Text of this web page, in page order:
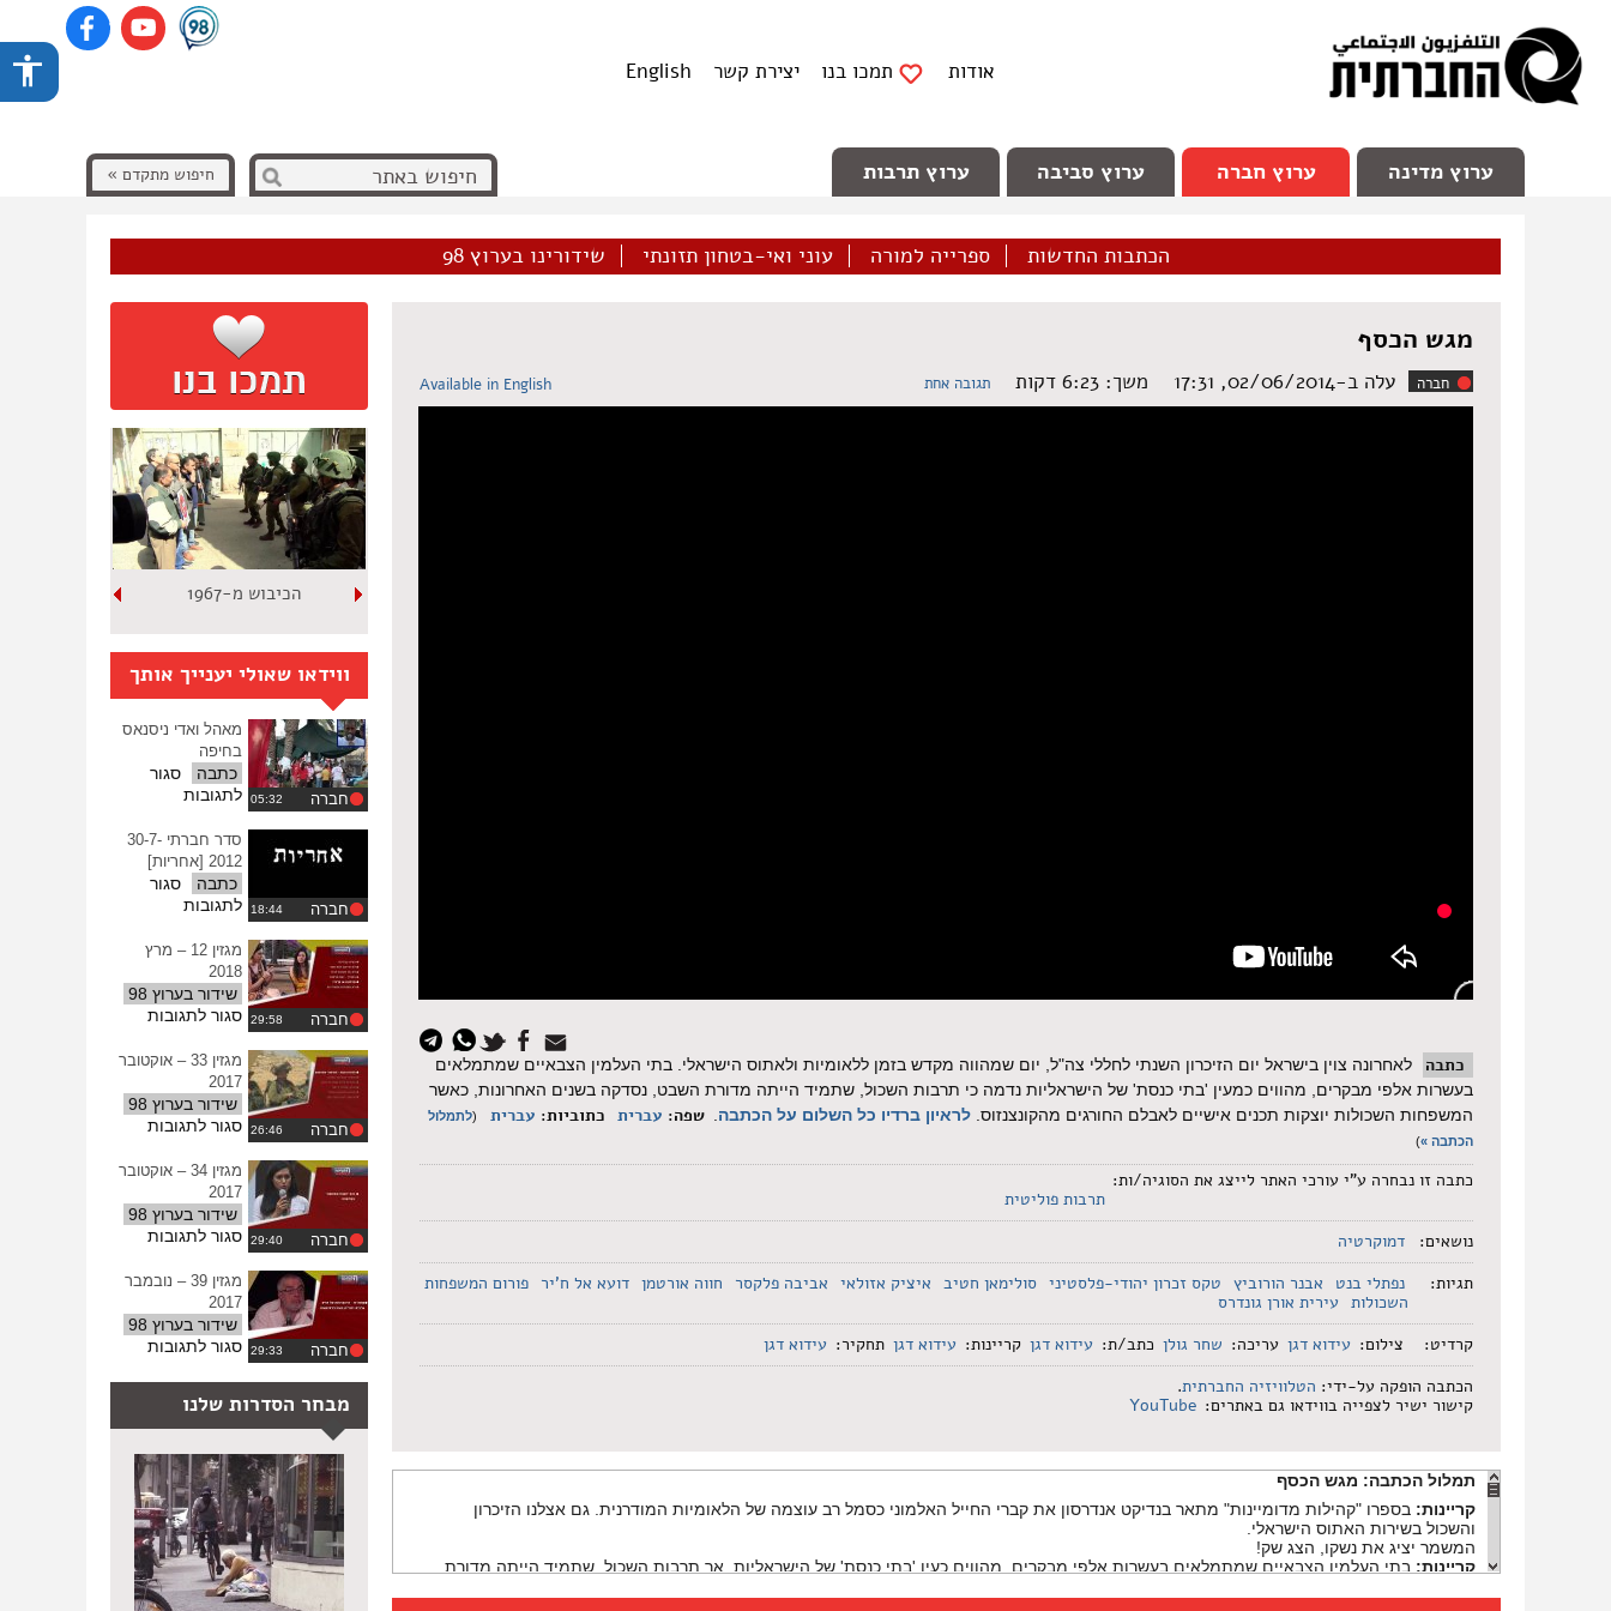
אודות תמכו בנו יצירת קשר English
ערוץ מדינה ערוץ חברה ערוץ סביבה ערוץ תרבות חיפוש מתקדם »
הכתבות החדשות ספרייה למורה עוני ואי-בטחון תזונתי שידורינו בערוץ 98
מגש הכסף
חברה עלה ב-02/06/2014, 17:31 משך: ‏6:23 דקות תגובה אחת Available in English
כתבה
לאחרונה צוין בישראל יום הזיכרון השנתי לחללי צה"ל, יום שמהווה מקדש בזמן ללאומיות ולאתוס הישראלי. בתי העלמין הצבאיים שמתמלאים
בעשרות אלפי מבקרים, מהווים כמעין 'בתי כנסת' של הישראליות נדמה כי תרבות השכול, שתמיד הייתה מדורת השבט, נסדקה בשנים האחרונות, כאשר
המשפחות השכולות יוצקות תכנים אישיים לאבלם החורגים מהקונצנזוס. לראיון ברדיו כל השלום על הכתבה שפה: עברית כתוביות: עברית (לתמלול
הכתבה »)
כתבה זו נבחרה ע"י עורכי האתר לייצג את הסוגיה/ות:
תרבות פוליטית
נושאים:
דמוקרטיה
תגיות:
נפתלי בנט אבנר הורוביץ טקס זכרון יהודי-פלסטיני סולימאן חטיב איציק אזולאי אביבה פלקסר חווה אורטמן דועא אל ח'יר פורום המשפחות
השכולות עירית אורן גונדרס
קרדיט:
צילום: עידוא דגן עריכה: שחר גולן כתב/ת: עידוא דגן קריינות: עידוא דגן תחקיר: עידוא דגן
הכתבה הופקה על-ידי: הטלוויזיה החברתית.
קישור ישיר לצפייה בווידאו גם באתרים: YouTube
תמלול הכתבה: מגש הכסף
קריינות: בספרו "קהילות מדומיינות" מתאר בנדיקט אנדרסון את קברי החייל האלמוני כסמל רב עוצמה של הלאומיות המודרנית. גם אצלנו הזיכרון
והשכול בשירות האתוס הישראלי.
המשמר יציג את נשקו, הצג שק!
קריינות: בתי העלמין הצבאיים שמתמלאים בעשרות אלפי מבקרים, מהווים כעין 'בתי כנסת' של הישראליות, אך תרבות השכול, שתמיד הייתה מדורת
הכיבוש מ-1967
ווידאו שאולי יענייך אותך
חברה
מאהל ואדי ניסנאס
בחיפה
כתבה
סגור
לתגובותעל
ואדי
ניסנאס
בחיפה
חברה
סדר חברתי 30-7-
2012 [אחריות]
כתבה
סגור
לתגובותעל
חברתי
7-
2012
חברה
מגזין 12 – מרץ
2018
שידור בערוץ 98
סגור לתגובותעל
12
מרץ
2018
חברה
מגזין 33 – אוקטובר
2017
שידור בערוץ 98
סגור לתגובותעל
33
אוקטובר
2017
חברה
מגזין 34 – אוקטובר
2017
שידור בערוץ 98
סגור לתגובותעל
34
אוקטובר
2017
חברה
מגזין 39 – נובמבר
2017
שידור בערוץ 98
סגור לתגובותעל
39
נובמבר
2017
מבחר הסדרות שלנו